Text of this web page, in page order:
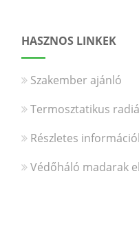
HASZNOS LINKEK
Szakember ajánló
Termosztatikus
Részletes
Védőháló madarak